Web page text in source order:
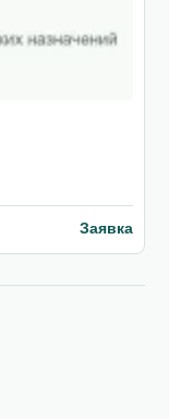
Заявка